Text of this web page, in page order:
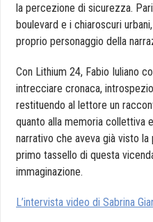
la percezione di sicurezza.
boulevard e i chiaroscuri
proprio personaggio della
Con Lithium 24, Fabio Iuliano
intrecciare cronaca,
restituendo al lettore un
quanto alla memoria collettiva
narrativo che aveva già visto
primo tassello di questa
immaginazione.
L’intervista video di Sabrina